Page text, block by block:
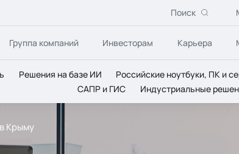
Поиск
Группа компаний Инвесторам Карьера
Решения на базе ИИ Российские ноутбуки, ПК и
САПР и ГИС
Индустриальные
Крыму